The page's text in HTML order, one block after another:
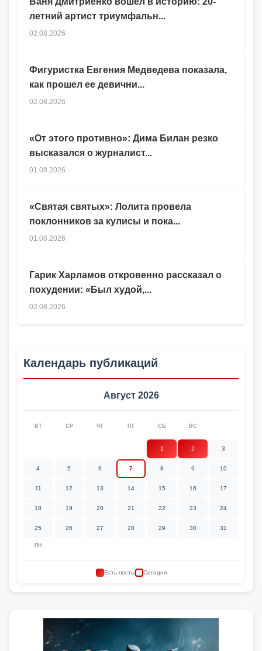
Гарик Харламов откровенно рассказал о
похудении: «Был худой,...
02.08.2026
летний артист триумфальн...
02.08.2026
Фигуристка Евгения Медведева показала,
как прошел ее девични...
02.08.2026
«От этого противно»: Дима Билан резко
высказался о журналист...
01.08.2026
«Святая святых»: Лолита провела
поклонников за кулисы и пока...
01.08.2026
Календарь публикаций
Август 2026
ПН
ВТ СР ЧТ ПТ СБ ВС
1 2 3
4 5 6 7 8 9 10
11 12 13 14 15 16 17
18 19 20 21 22 23 24
25 26 27 28 29 30 31
Есть посты Сегодня